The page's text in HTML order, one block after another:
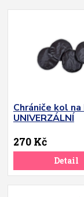
Chrániče kol
UNIVERZÁLNÍ
270 Kč
Detail